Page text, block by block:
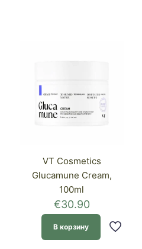
VT Cosmetics
Glucamune Cream,
100ml
€30.90
В корзину